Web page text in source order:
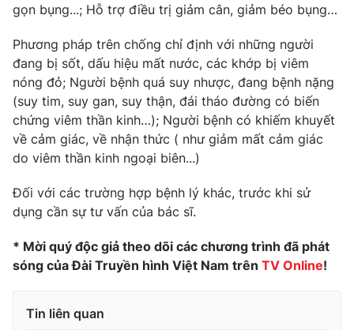
gọn bụng...; Hỗ trợ điều trị giảm cân, giảm béo bụng…
Phương pháp trên chống chỉ định với những người
đang bị sốt, dấu hiệu mất nước, các khớp bị viêm
nóng đỏ; Người bệnh quá suy nhược, đang bệnh nặng
(suy tim, suy gan, suy thận, đái tháo đường có biến
chứng viêm thần kinh…); Người bệnh có khiếm khuyết
về cảm giác, về nhận thức ( như giảm mất cảm giác
do viêm thần kinh ngoại biên...)
Đối với các trường hợp bệnh lý khác, trước khi sử
dụng cần sự tư vấn của bác sĩ.
* Mời quý độc giả theo dõi các chương trình đã phát
sóng của Đài Truyền hình Việt Nam trên TV Online!
Tin liên quan